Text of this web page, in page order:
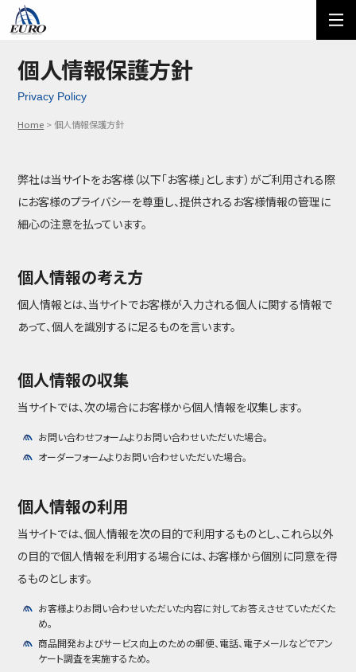
ご利用方法
メール問い合わせ
個人情報保護方針
Privacy Policy
Home 個人情報保護方針
弊社は当サイトをお客様（以下「お客様」とします）がご利用される際
にお客様のプライバシーを尊重し、提供されるお客様情報の管理に
細心の注意を払っています。
個人情報の考え方
個人情報とは、当サイトでお客様が入力される個人に関する情報で
あって、個人を識別するに足るものを言います。
個人情報の収集
当サイトでは、次の場合にお客様から個人情報を収集します。
お問い合わせフォームよりお問い合わせいただいた場合。
オーダーフォームよりお問い合わせいただいた場合。
個人情報の利用
当サイトでは、個人情報を次の目的で利用するものとし、これら以外
の目的で個人情報を利用する場合には、お客様から個別に同意を得
るものとします。
お客様よりお問い合わせいただいた内容に対してお答えさせていただくた
め。
商品開発およびサービス向上のための郵便、電話、電子メールなどでアン
ケート調査を実施するため。